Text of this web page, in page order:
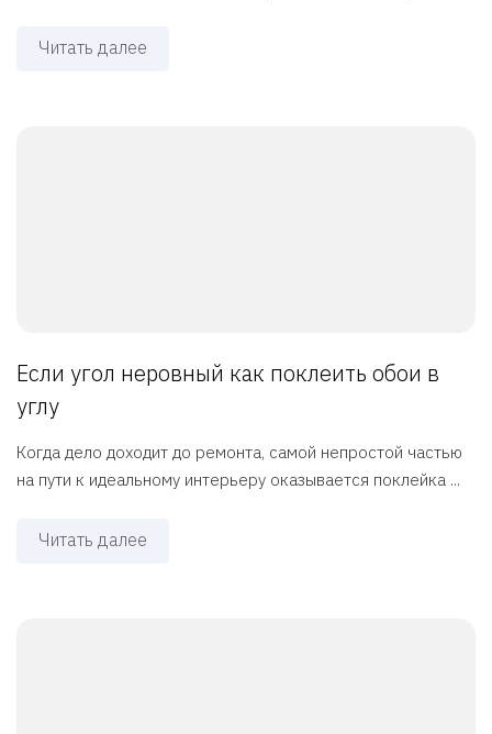
Читать далее
Если угол неровный как поклеить обои в
углу
Когда дело доходит до ремонта, самой непростой частью
на пути к идеальному интерьеру оказывается поклейка ...
Читать далее